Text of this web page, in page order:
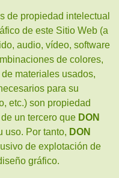
de propiedad intelectual
de este Sitio Web (a
audio, vídeo, software
de colores,
materiales usados,
para su
etc.) son propiedad
un tercero que DON
uso. Por tanto, DON
de explotación de
gráfico.